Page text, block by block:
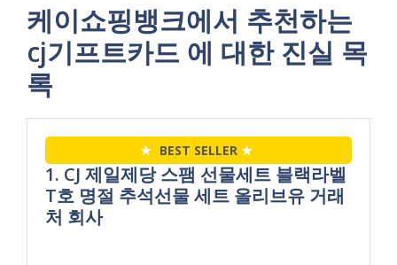
케이쇼핑뱅크에서 추천하는
cj기프트카드 에 대한 진실 목
록
★ BEST SELLER ★
1. CJ 제일제당 스팸 선물세트 블랙라벨
T호 명절 추석선물 세트 올리브유 거래
처 회사